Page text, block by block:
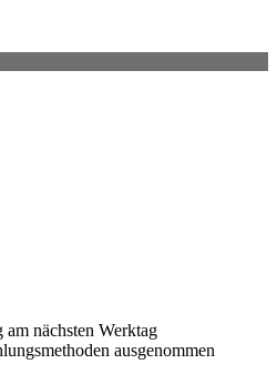
nächsten Werktag
ausgenommen